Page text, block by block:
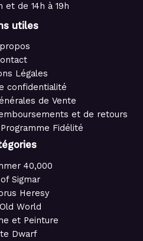
et de 14h à 19h
utiles
Légales
confidentialité
de Vente
et de retours
Fidélité
40,000
Sigmar
Heresy
World
et Peinture
Dwarf